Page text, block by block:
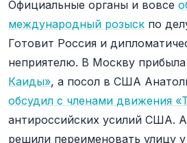
Официальные органы и вовсе
международный розыск по
Готовит Россия и
неприятелю. В Москву прибыла
Каиды», а посол в США
обсудил с членами движения
антироссийских усилий США.
решили переименовать улицу